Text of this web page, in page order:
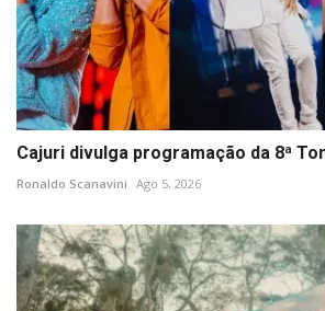
Cajuri divulga programação da 8ª
Ronaldo Scanavini Ago 5, 2026